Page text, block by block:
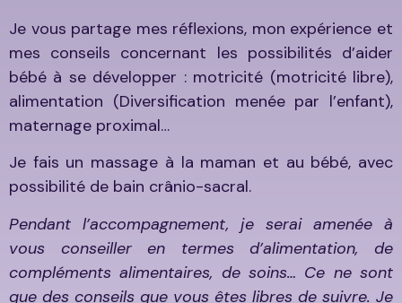
Je vous partage mes réflexions, mon expérience et
mes conseils concernant les possibilités d’aider
bébé à se développer : motricité (motricité libre),
alimentation (Diversification menée par l’enfant),
maternage proximal…
Je fais un massage à la maman et au bébé, avec
possibilité de bain crânio-sacral.
Pendant l’accompagnement, je serai amenée à
vous conseiller en termes d’alimentation, de
compléments alimentaires, de soins… Ce ne sont
que des conseils que vous êtes libres de suivre. Je